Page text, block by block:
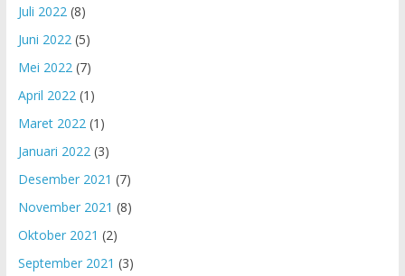
Juli 2022(8)
Juni 2022(5)
Mei 2022(7)
April 2022(1)
Maret 2022(1)
Januari 2022(3)
Desember 2021 (7)
November 2021 (8)
Oktober 2021 (2)
September 2021 (3)